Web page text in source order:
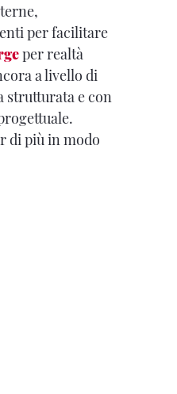
per facilitare
per realtà
a livello di
strutturata e con
di più in modo